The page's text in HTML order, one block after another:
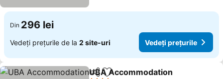
Din 296 lei
Vedeți prețurile de la 2 site-uri Vedeți prețurile
Distribuiți
UBA Accommodation